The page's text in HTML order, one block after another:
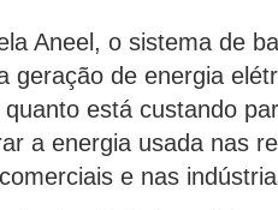
Aneel, o sistema de
geração de energia
quanto está custando
a energia usada nas
e nas